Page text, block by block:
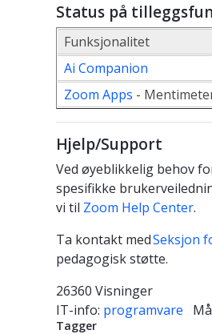
Status på
Funksjonalitet
Ai Companion
Zoom Apps -
Hjelp/Support
Ved øyeblikkelig behov
spesifikke
vi til Zoom Help Center.
Ta kontakt medSeksjon
pedagogisk støtte.
26360 Visninger
IT-info: programvare
Tagger